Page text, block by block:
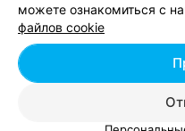
Обработка
© 2026 ООО «Артокс Лаб»,
|
можете ознакомиться с
файлов cookie